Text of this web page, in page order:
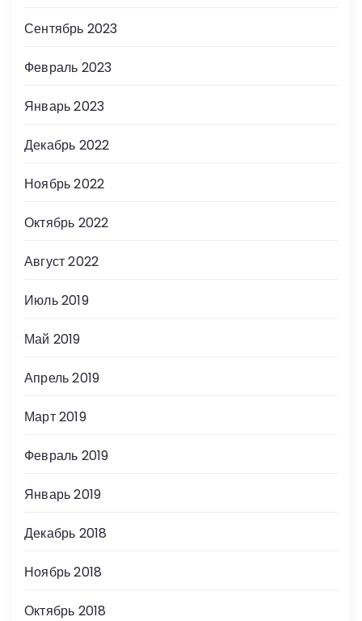
Сентябрь 2023
Февраль 2023
Январь 2023
Декабрь 2022
Ноябрь 2022
Октябрь 2022
Август 2022
Июль 2019
Май 2019
Апрель 2019
Март 2019
Февраль 2019
Январь 2019
Декабрь 2018
Ноябрь 2018
Октябрь 2018